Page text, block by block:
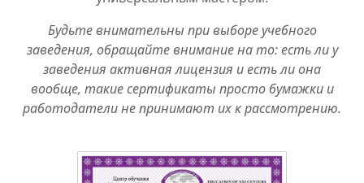
Будьте внимательны при выборе учебного
заведения, обращайте внимание на то: есть ли у
заведения активная лицензия и есть ли она
вообще, такие сертификаты просто бумажки и
работодатели не принимают их к рассмотрению.